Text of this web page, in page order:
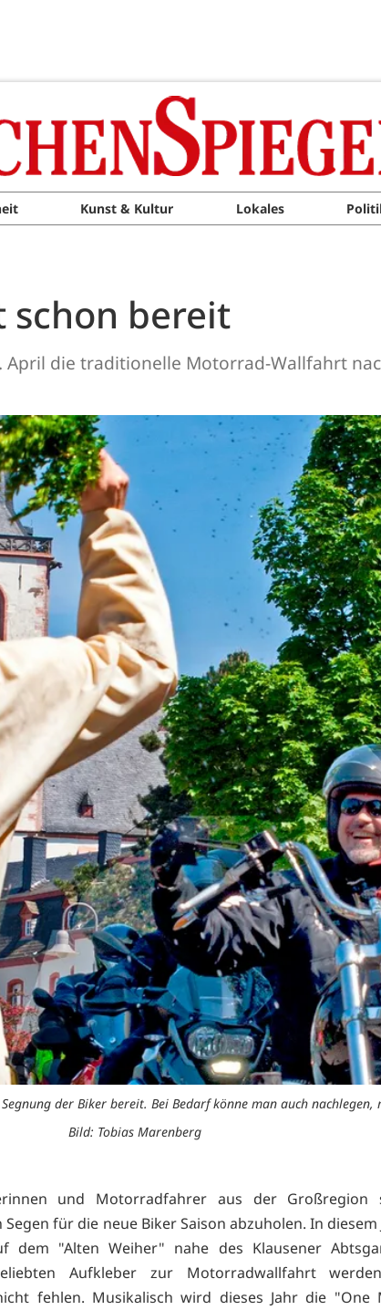
Kunst & Kultur Lokales
schon bereit
April die traditionelle Motorrad-Wallfahrt
der Biker bereit. Bei Bedarf könne man auch
Bild: Tobias Marenberg
und Motorradfahrer aus der Großregion
für die neue Biker Saison abzuholen. In diesem
dem "Alten Weiher" nahe des Klausener
Aufkleber zur Motorradwallfahrt
fehlen. Musikalisch wird dieses Jahr die "One